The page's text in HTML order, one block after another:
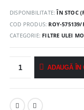
DISPONIBILITATE:ÎN STOC
COD PRODUS: ROY-575139/
CATEGORIE: FILTRE ULEI
ADAUGĂ ÎN